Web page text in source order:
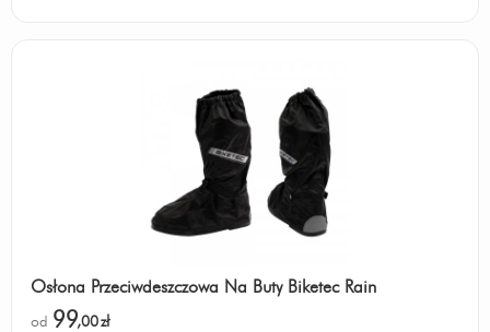
Osłona Przeciwdeszczowa Na Buty Biketec Rain
od 99,00zł